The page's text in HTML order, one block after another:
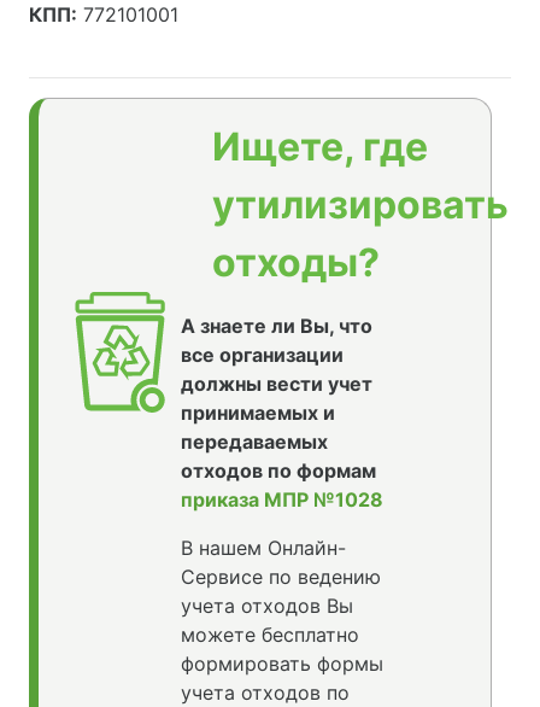
КПП: 772101001
Ищете, где
утилизировать
отходы?
А знаете ли Вы, что
все организации
должны вести учет
принимаемых и
передаваемых
отходов по формам
приказа МПР №1028
В нашем Онлайн-
Сервисе по ведению
учета отходов Вы
можете бесплатно
формировать формы
учета отходов по